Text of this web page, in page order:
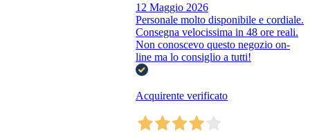
12 Maggio 2026
Personale molto disponibile e cordiale.
Consegna velocissima in 48 ore reali.
Non conoscevo questo negozio on-
line ma lo consiglio a tutti!
Acquirente verificato